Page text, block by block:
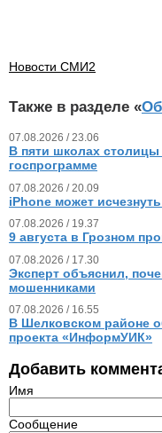
Новости СМИ2
Также в разделе «
07.08.2026 / 23.06
В пяти школах
госпрограмме
07.08.2026 / 20.09
iPhone может
07.08.2026 / 19.37
9 августа в Грозном
07.08.2026 / 17.30
Эксперт объяснил,
мошенниками
07.08.2026 / 16.55
В Шелковском районе
проекта «ИнформУИК»
Добавить
Имя
Сообщение